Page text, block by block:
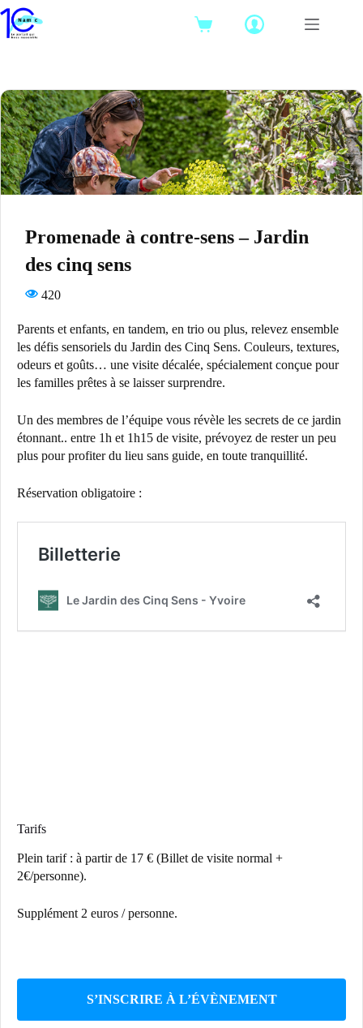
Passer
au
contenu
Panier
Promenade à contre-sens – Jardin
des cinq sens
420
Parents et enfants, en tandem, en trio ou plus, relevez ensemble
les défis sensoriels du Jardin des Cinq Sens. Couleurs, textures,
odeurs et goûts… une visite décalée, spécialement conçue pour
les familles prêtes à se laisser surprendre.
Un des membres de l’équipe vous révèle les secrets de ce jardin
étonnant.. entre 1h et 1h15 de visite, prévoyez de rester un peu
plus pour profiter du lieu sans guide, en toute tranquillité.
Réservation obligatoire :
Tarifs
Plein tarif : à partir de 17 € (Billet de visite normal +
2€/personne).
Supplément 2 euros / personne.
S’INSCRIRE À L’ÉVÈNEMENT